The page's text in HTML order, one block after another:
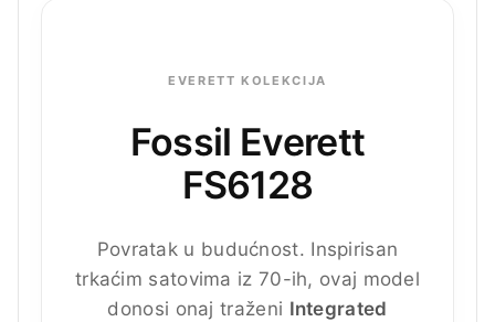
EVERETT KOLEKCIJA
Fossil Everett
FS6128
Povratak u budućnost. Inspirisan
trkaćim satovima iz 70-ih, ovaj model
donosi onaj traženi Integrated